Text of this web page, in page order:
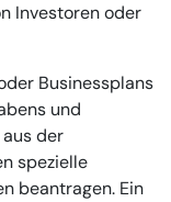
Investoren oder
Businessplans
und
der
spezielle
beantragen. Ein